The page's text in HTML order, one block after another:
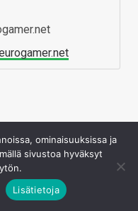
ominaisuuksissa ja
sivustoa hyväksyt
Lisätietoja